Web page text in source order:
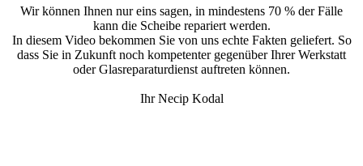
Wir können Ihnen nur eins sagen, in mindestens 70 % der Fälle
kann die Scheibe repariert werden.
In diesem Video bekommen Sie von uns echte Fakten geliefert. So
dass Sie in Zukunft noch kompetenter gegenüber Ihrer Werkstatt
oder Glasreparaturdienst auftreten können.
Ihr Necip Kodal